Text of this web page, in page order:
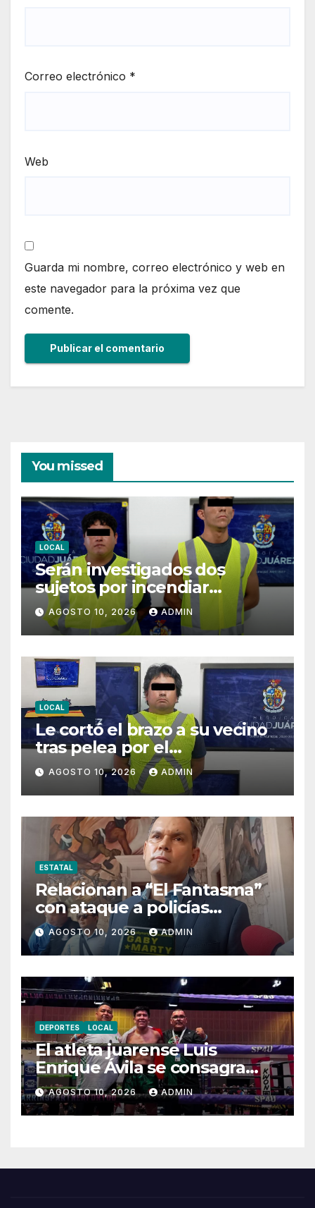
Correo electrónico *
Web
Guarda mi nombre, correo electrónico y web en
este navegador para la próxima vez que
comente.
You missed
LOCAL
Serán investigados dos
sujetos por incendiar
camioneta; fueron detenidos
por agredir a oficiales
AGOSTO 10, 2026 ADMIN
LOCAL
Le cortó el brazo a su vecino
tras pelea por el
estacionamiento
AGOSTO 10, 2026 ADMIN
ESTATAL
Relacionan a “El Fantasma”
con ataque a policías
estatales en Aldama del 4 de
agosto
AGOSTO 10, 2026 ADMIN
DEPORTES LOCAL
El atleta juarense Luis
Enrique Ávila se consagra
subcampeón en el
Campeonato Mundial WKU
2026 en Berlín
AGOSTO 10, 2026 ADMIN